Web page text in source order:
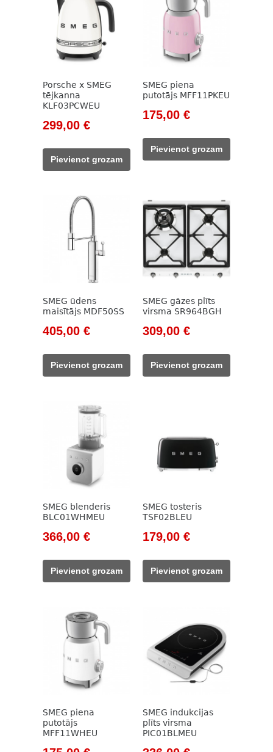
Porsche x SMEG
tējkanna
KLF03PCWEU
Original
was:
399,00 €.
299,00 €Current
299,00 €.
Pievienot grozam
SMEG piena
putotājs MFF11PKEU
Original
was:
212,00 €.
175,00 €Current
175,00 €.
Pievienot grozam
SMEG ūdens
maisītājs MDF50SS
Original
was:
594,00 €.
405,00 €Current
405,00 €.
Pievienot grozam
SMEG gāzes plīts
virsma SR964BGH
Original
was:
594,00 €.
309,00 €Current
309,00 €.
Pievienot grozam
SMEG blenderis
BLC01WHMEU
Original
was:
416,00 €.
366,00 €Current
366,00 €.
Pievienot grozam
SMEG tosteris
TSF02BLEU
Original
was:
205,00 €.
179,00 €Current
179,00 €.
Pievienot grozam
SMEG piena
putotājs
MFF11WHEU
Original
Current
SMEG indukcijas
plīts virsma
PIC01BLMEU
Original
Current